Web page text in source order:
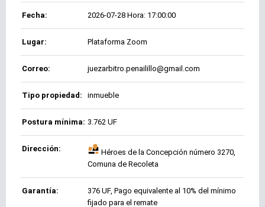
Fecha: 2026-07-28 Hora: 17:00:00
Lugar: Plataforma Zoom
Correo: juezarbitro.penailillo@gmail.com
Tipo propiedad: inmueble
Postura mínima: 3.762 UF
Dirección:
Héroes de la Concepción número 3270,
Comuna de Recoleta
Garantía:
376 UF, Pago equivalente al 10% del mínimo
fijado para el remate